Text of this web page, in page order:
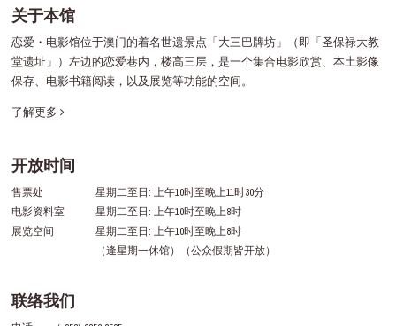
关于本馆
恋爱・电影馆位于澳门的着名世遗景点「大三巴牌坊」（即「圣保禄大教
堂遗址」）左边的恋爱巷内，楼高三层，是一个集合电影欣赏、本土影像
保存、电影书籍阅读，以及展览等功能的空间。
了解更多
开放时间
售票处
星期二至日: 上午10时至晚上11时30分
电影资料室
星期二至日: 上午10时至晚上8时
展览空间
星期二至日: 上午10时至晚上8时
（逢星期一休馆）（公众假期皆开放）
联络我们